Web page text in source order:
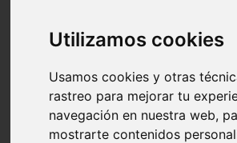
Utilizamos cookies
Usamos cookies y otras
rastreo para mejorar tu
navegación en nuestra web,
mostrarte contenidos
consejos
comportamiento
reptiles
abandono
adopci n
ferias
higiene